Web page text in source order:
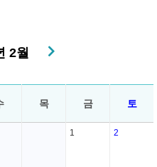
2월
목 금 토
1 2